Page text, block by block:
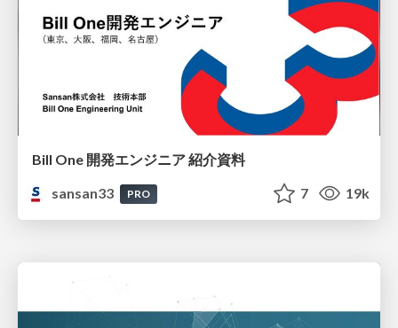
Bill One 開発エンジニア 紹介資料
sansan33
PRO 7 19k